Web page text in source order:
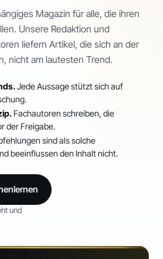
Magazin für alle, die ihren
Unsere Redaktion und
liefern Artikel, die sich an der
nicht am lautesten Trend.
Jede Aussage stützt sich auf
Fachautoren schreiben, die
der Freigabe.
sind als solche
beeinflussen den Inhalt nicht.
und